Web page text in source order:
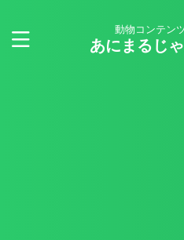
動物コンテン
あにまるじ